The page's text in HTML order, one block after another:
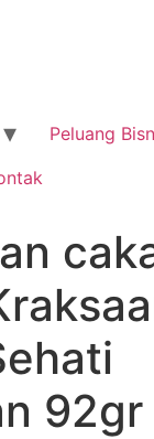
Peluang
92gr